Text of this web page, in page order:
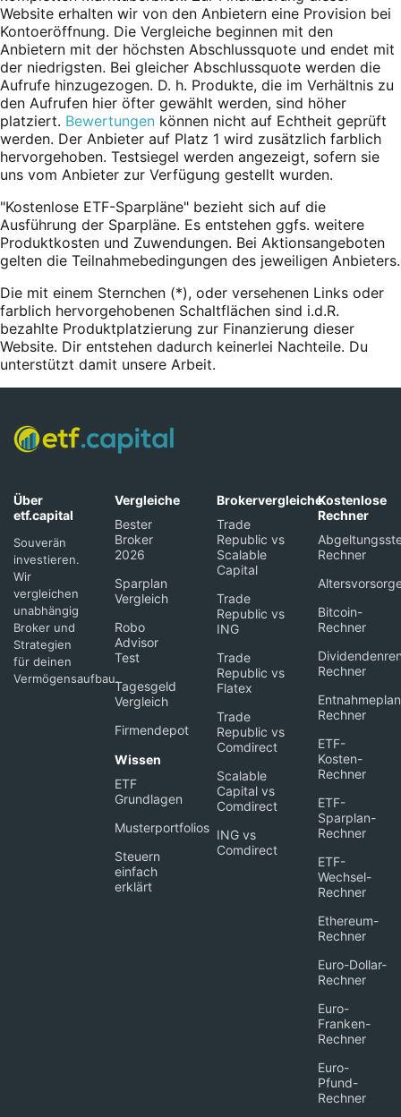
Website erhalten wir von den Anbietern eine Provision bei
Kontoeröffnung. Die Vergleiche beginnen mit den
Anbietern mit der höchsten Abschlussquote und endet mit
der niedrigsten. Bei gleicher Abschlussquote werden die
Aufrufe hinzugezogen. D. h. Produkte, die im Verhältnis zu
den Aufrufen hier öfter gewählt werden, sind höher
platziert. Bewertungen können nicht auf Echtheit geprüft
werden. Der Anbieter auf Platz 1 wird zusätzlich farblich
hervorgehoben. Testsiegel werden angezeigt, sofern sie
uns vom Anbieter zur Verfügung gestellt wurden.
"Kostenlose ETF-Sparpläne" bezieht sich auf die
Ausführung der Sparpläne. Es entstehen ggfs. weitere
Produktkosten und Zuwendungen. Bei Aktionsangeboten
gelten die Teilnahmebedingungen des jeweiligen Anbieters.
Die mit einem Sternchen (*), oder versehenen Links oder
farblich hervorgehobenen Schaltflächen sind i.d.R.
bezahlte Produktplatzierung zur Finanzierung dieser
Website. Dir entstehen dadurch keinerlei Nachteile. Du
unterstützt damit unsere Arbeit.
Über
etf.capital
Souverän
investieren.
Wir
vergleichen
unabhängig
Broker und
Strategien
für deinen
Vermögensaufbau.
Vergleiche
Bester
Broker
2026
Sparplan
Vergleich
Robo
Advisor
Test
Tagesgeld
Vergleich
Firmendepot
Wissen
ETF
Grundlagen
Musterportfolios
Steuern
einfach
erklärt
Brokervergleiche
Trade
Republic vs
Scalable
Capital
Trade
Republic vs
ING
Trade
Republic vs
Flatex
Trade
Republic vs
Comdirect
Scalable
Capital vs
Comdirect
ING vs
Comdirect
Kostenlose
Rechner
Rechner
Bitcoin-
Rechner
Rechner
Rechner
ETF-
Kosten-
Rechner
ETF-
Sparplan-
Rechner
ETF-
Wechsel-
Rechner
Ethereum-
Rechner
Euro-Dollar-
Rechner
Euro-
Franken-
Rechner
Euro-
Pfund-
Rechner